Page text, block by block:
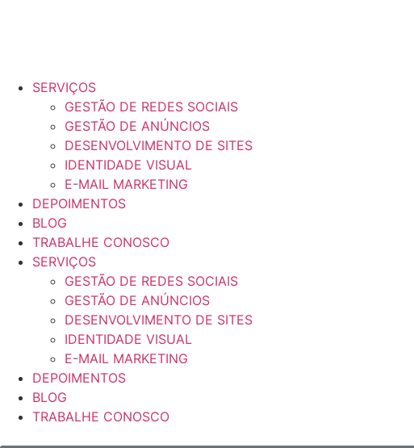
SERVIÇOS
GESTÃO DE REDES SOCIAIS
GESTÃO DE ANÚNCIOS
DESENVOLVIMENTO DE SITES
IDENTIDADE VISUAL
E-MAIL MARKETING
DEPOIMENTOS
BLOG
TRABALHE CONOSCO
SERVIÇOS
GESTÃO DE REDES SOCIAIS
GESTÃO DE ANÚNCIOS
DESENVOLVIMENTO DE SITES
IDENTIDADE VISUAL
E-MAIL MARKETING
DEPOIMENTOS
BLOG
TRABALHE CONOSCO